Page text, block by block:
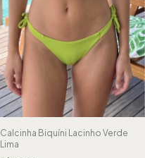
Calcinha Biquíni Lacinho Verde
Lima